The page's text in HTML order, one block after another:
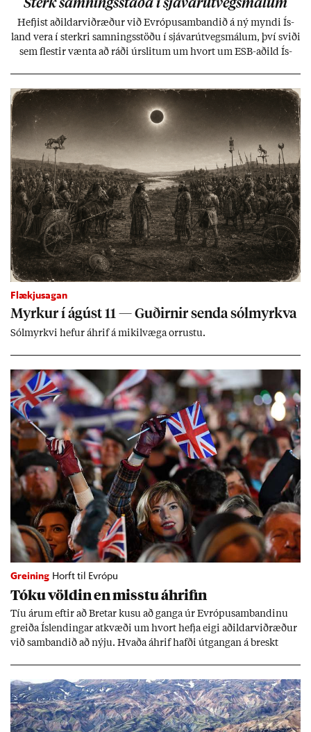
Sterk samn­ings­staða í sjáv­ar­út­vegs­mál­um
Hefj­ist að­ild­ar­við­ræð­ur við Evr­ópu­sam­band­ið á ný myndi Ís­
land vera í sterkri samn­ings­stöðu í sjáv­ar­út­vegs­mál­um, því sviði
sem flest­ir vænta að ráði úr­slit­um um hvort um ESB-að­ild Ís­
kerfi, en sveigj­an­leiki til lausna er um­tals­verð­ur.
Flækjusagan
Myrk­ur í ág­úst 11 — Guð­irn­ir senda sól­myrkva
Sól­myrkvi hef­ur áhrif á mik­il­væga orr­ustu.
Greining Horft til Evrópu
Tóku völd­in en misstu áhrif­in
Tíu ár­um eft­ir að Bret­ar kusu að ganga úr Evr­ópu­sam­band­inu
greiða Ís­lend­ing­ar at­kvæði um hvort hefja eigi að­ild­ar­við­ræð­ur
við sam­band­ið að nýju. Hvaða áhrif hafði út­gang­an á breskt